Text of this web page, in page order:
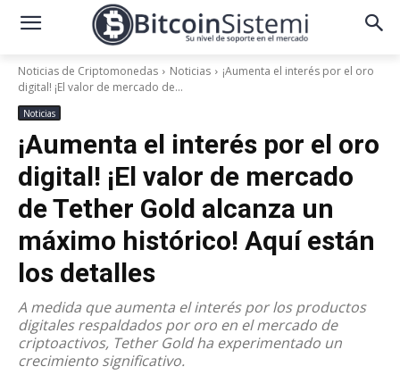
Noticias de Criptomonedas Noticias
¡Aumenta el interés por el oro
digital! ¡El valor de mercado de...
Noticias
¡Aumenta el interés por el oro
digital! ¡El valor de mercado
de Tether Gold alcanza un
máximo histórico! Aquí están
los detalles
A medida que aumenta el interés por los productos
digitales respaldados por oro en el mercado de
criptoactivos, Tether Gold ha experimentado un
crecimiento significativo.